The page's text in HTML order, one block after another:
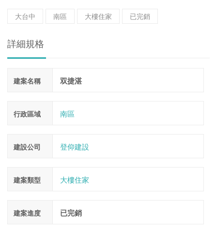
大台中 南區 大樓住家 已完銷
詳細規格
建案名稱 双捷湛
行政區域 南區
建設公司 登仰建設
建案類型 大樓住家
建案進度 已完銷